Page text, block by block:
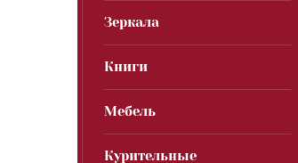
Зеркала
Книги
Мебель
Курительные